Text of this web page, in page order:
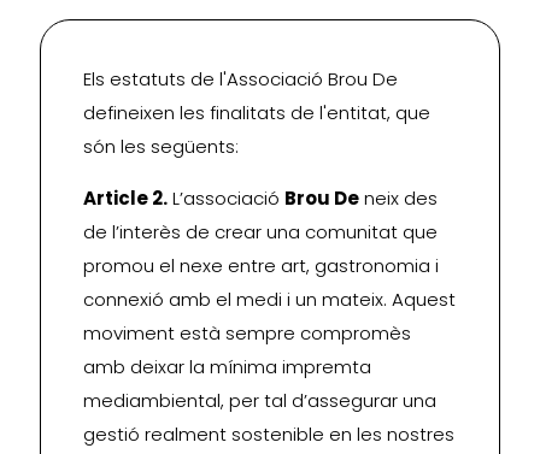
Els estatuts de l'Associació Brou De
defineixen les finalitats de l'entitat, que
són les següents:
Article 2.L’associació Brou Deneix des
de l’interès de crear una comunitat que
promou el nexe entre art, gastronomia i
connexió amb el medi i un mateix. Aquest
moviment està sempre compromès
amb deixar la mínima impremta
mediambiental, per tal d’assegurar una
gestió realment sostenible en les nostres